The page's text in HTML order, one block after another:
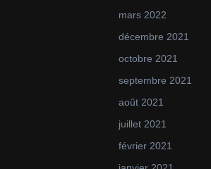
mars 2022
décembre 2021
octobre 2021
septembre 2021
août 2021
juillet 2021
février 2021